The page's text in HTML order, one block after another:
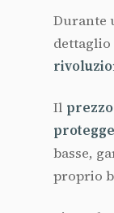
Durante
dettaglio
Il
basse,
proprio